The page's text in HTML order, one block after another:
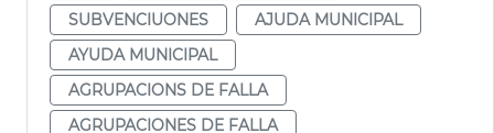
SUBVENCIUONES
AJUDA MUNICIPAL
AYUDA MUNICIPAL
AGRUPACIONS DE FALLA
AGRUPACIONES DE FALLA